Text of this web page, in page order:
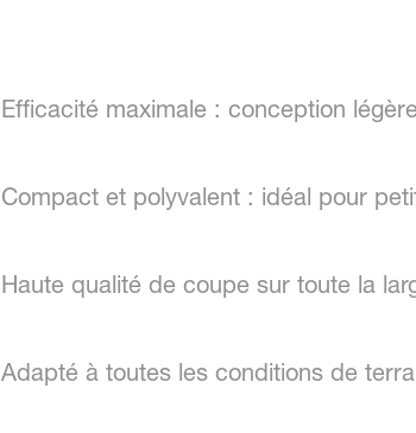
Efficacité maximale : conception
Compact et polyvalent : idéal pour
Haute qualité de coupe sur toute la
Adapté à toutes les conditions de